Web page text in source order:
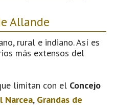
Allande
rural e indiano. Así es
más extensos del
limitan con el Concejo
Narcea, Grandas de